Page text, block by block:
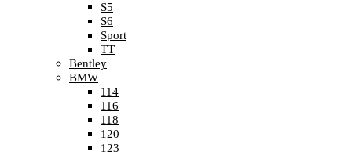
S5
S6
Sport
TT
Bentley
BMW
114
116
118
120
123